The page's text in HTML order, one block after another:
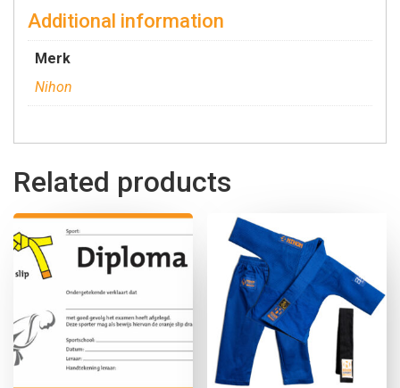
Additional information
Merk
Nihon
Related products